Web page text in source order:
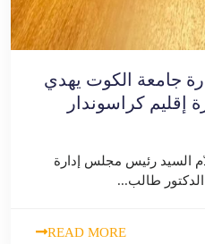
جامعة الكوت يهدي
إقليم كراسوندار
طالب...
READ MORE